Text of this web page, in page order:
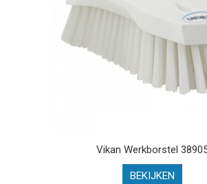
Vikan Werkborstel
BEKIJKEN